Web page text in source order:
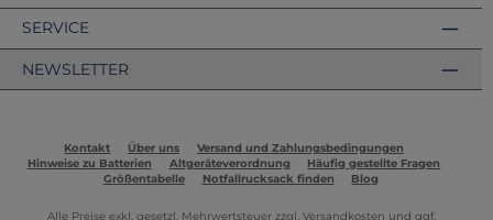
SERVICE
NEWSLETTER
Kontakt Über uns
Versand und Zahlungsbedingungen
Hinweise zu Batterien
Altgeräteverordnung
Häufig gestellte Fragen
Größentabelle
Notfallrucksack finden Blog
Alle Preise exkl. gesetzl. Mehrwertsteuer zzgl. Versandkosten und ggf.